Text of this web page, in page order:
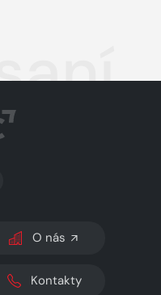
SVĚTLÝ/TMAVÝ REŽIM
O nás
Kontakty